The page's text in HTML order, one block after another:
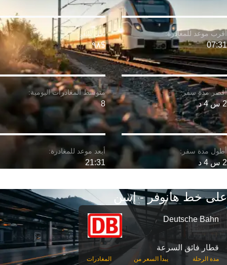
2 س 4 د
07:31
2 س 4 د
$٩٨
8
21:31
على خط هانوفر - إسن
Deutsche Bahn
قطار فائق السرعة
مدة الرحلة ‎يبدأ السعر من